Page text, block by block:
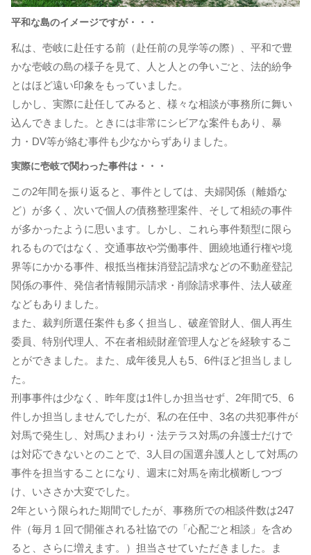
平和な島のイメージですが・・・
私は、壱岐に赴任する前（赴任前の見学等の際）、平和で豊
かな壱岐の島の様子を見て、人と人との争いごと、法的紛争
とはほど遠い印象をもっていました。
しかし、実際に赴任してみると、様々な相談が事務所に舞い
込んできました。ときには非常にシビアな案件もあり、暴
力・DV等が絡む事件も少なからずありました。
実際に壱岐で関わった事件は・・・
この2年間を振り返ると、事件としては、夫婦関係（離婚な
ど）が多く、次いで個人の債務整理案件、そして相続の事件
が多かったように思います。しかし、これら事件類型に限ら
れるものではなく、交通事故や労働事件、囲繞地通行権や境
界等にかかる事件、根抵当権抹消登記請求などの不動産登記
関係の事件、発信者情報開示請求・削除請求事件、法人破産
などもありました。
また、裁判所選任案件も多く担当し、破産管財人、個人再生
委員、特別代理人、不在者相続財産管理人などを経験するこ
とができました。また、成年後見人も5、6件ほど担当しまし
た。
刑事事件は少なく、昨年度は1件しか担当せず、2年間で5、6
件しか担当しませんでしたが、私の在任中、3名の共犯事件が
対馬で発生し、対馬ひまわり・法テラス対馬の弁護士だけで
は対応できないとのことで、3人目の国選弁護人として対馬の
事件を担当することになり、週末に対馬を南北横断しつづ
け、いささか大変でした。
2年という限られた期間でしたが、事務所での相談件数は247
件（毎月１回で開催される社協での「心配ごと相談」を含め
ると、さらに増えます。）担当させていただきました。ま